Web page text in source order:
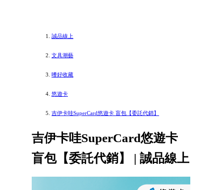
誠品線上
文具潮藝
嗜好收藏
悠遊卡
吉伊卡哇SuperCard悠遊卡 盲包【委託代銷】
吉伊卡哇SuperCard悠遊卡
盲包【委託代銷】 | 誠品線上